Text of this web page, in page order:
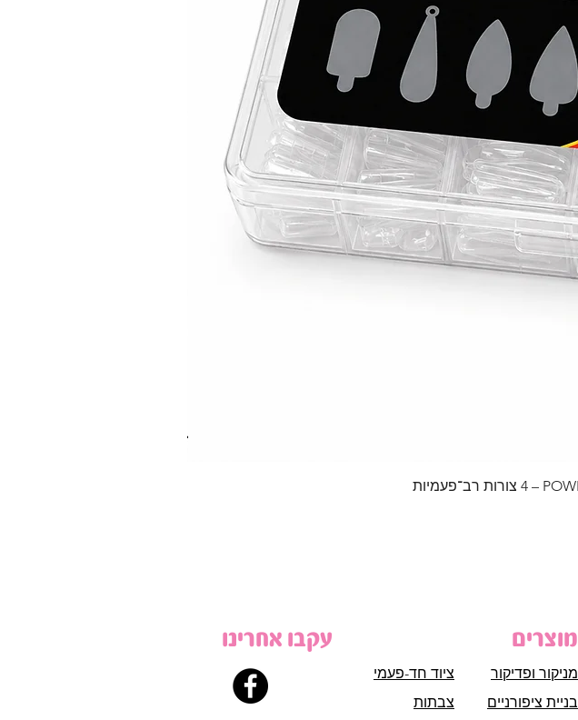
עקבו אחרינו מוצרים
ציוד חד-פעמי
צבתות
מניקור ופדיקור
בניית ציפורניים